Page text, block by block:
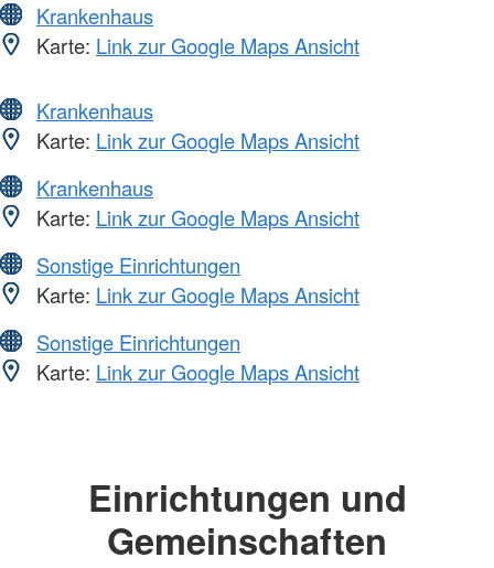
Krankenhaus
Karte: Link zur Google Maps Ansicht
Krankenhaus
Karte: Link zur Google Maps Ansicht
Krankenhaus
Karte: Link zur Google Maps Ansicht
Sonstige Einrichtungen
Karte: Link zur Google Maps Ansicht
Sonstige Einrichtungen
Karte: Link zur Google Maps Ansicht
Einrichtungen und
Gemeinschaften